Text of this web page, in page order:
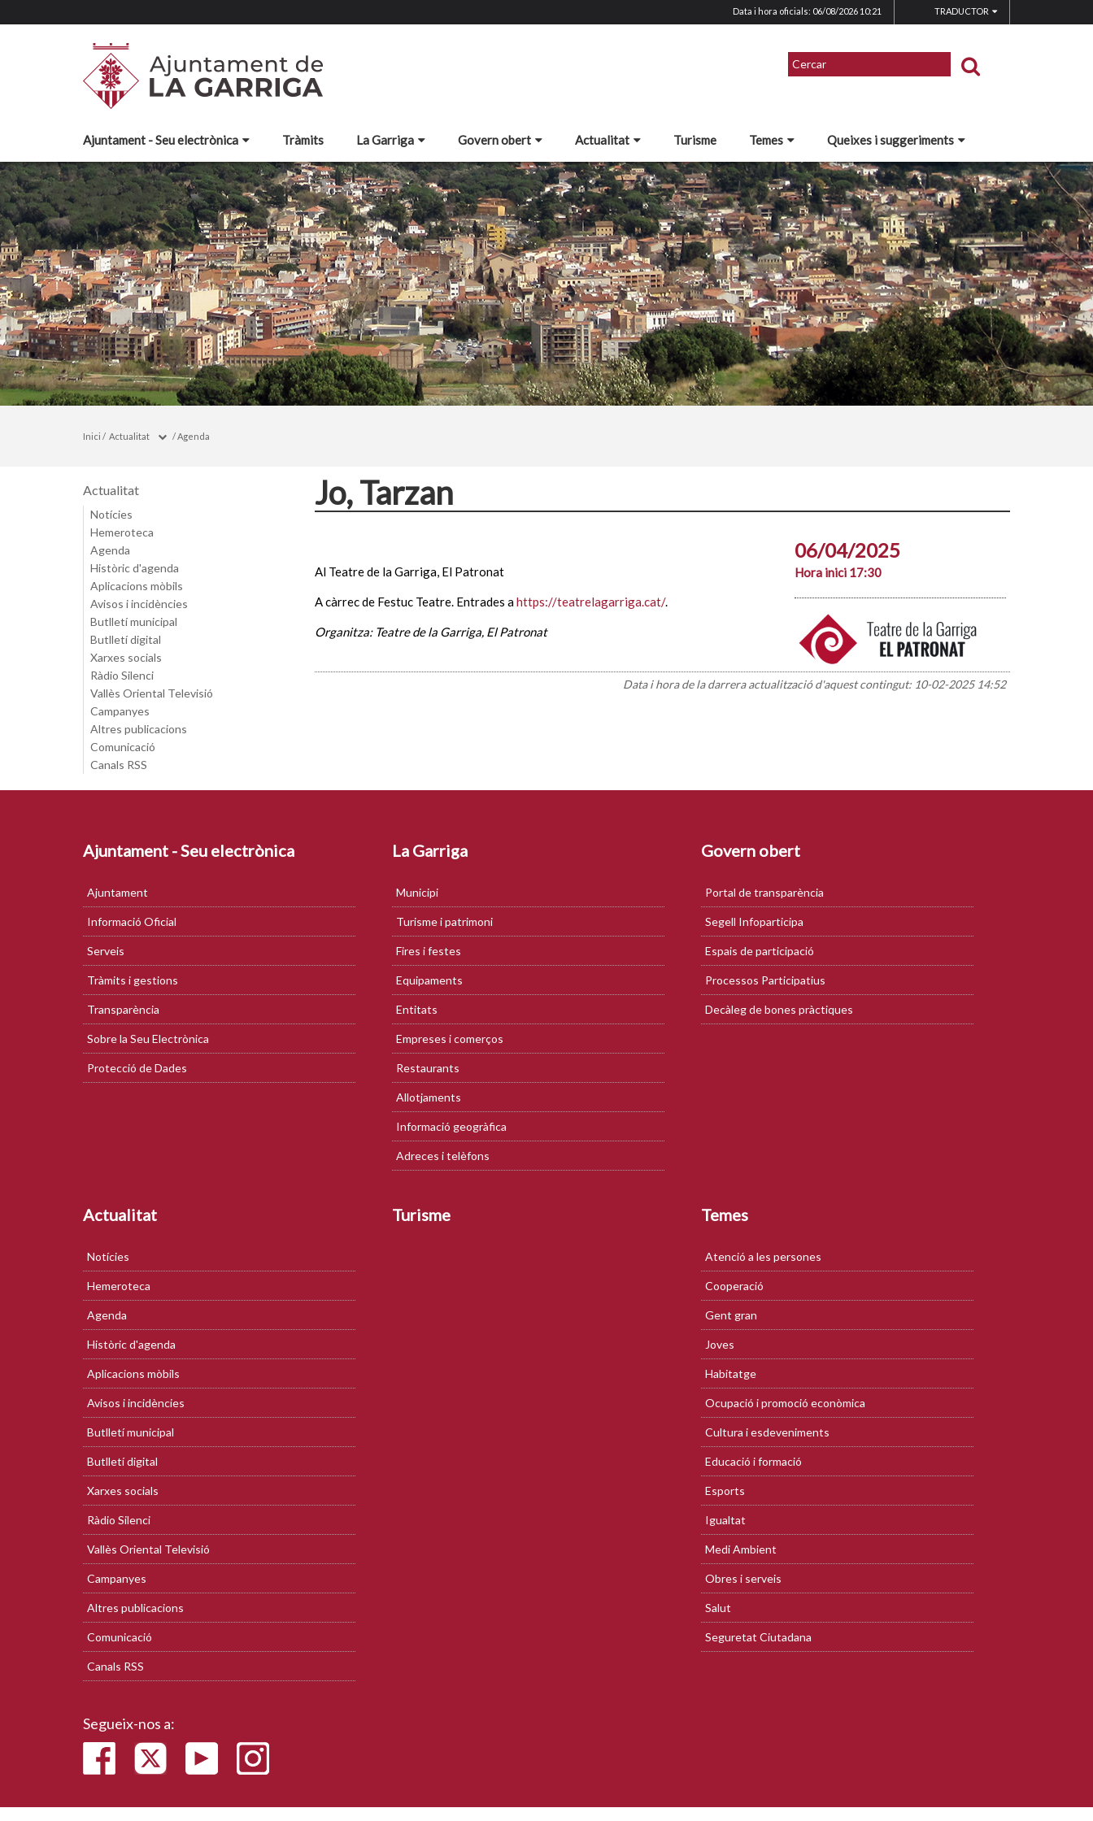
Data i hora oficials: 06/08/2026 10:21 TRADUCTOR
Ajuntament - Seu electrònica Tràmits La Garriga Govern obert Actualitat Turisme Temes Queixes i suggeriments
Inici / Actualitat /Agenda
Actualitat
Notícies
Hemeroteca
Agenda
Històric d'agenda
Aplicacions mòbils
Avisos i incidències
Butlletí municipal
Butlletí digital
Xarxes socials
Ràdio Silenci
Vallès Oriental Televisió
Campanyes
Altres publicacions
Comunicació
Canals RSS
Jo, Tarzan
Al Teatre de la Garriga, El Patronat
A càrrec de Festuc Teatre. Entrades ahttps://teatrelagarriga.cat/.
Organitza: Teatre de la Garriga, El Patronat
06/04/2025
Hora inici 17:30
Data i hora de la darrera actualització d'aquest contingut: 10-02-2025 14:52
Ajuntament - Seu electrònica
Ajuntament
Informació Oficial
Serveis
Tràmits i gestions
Transparència
Sobre la Seu Electrònica
Protecció de Dades
La Garriga
Municipi
Turisme i patrimoni
Fires i festes
Equipaments
Entitats
Empreses i comerços
Restaurants
Allotjaments
Informació geogràfica
Adreces i telèfons
Govern obert
Portal de transparència
Segell Infoparticipa
Espais de participació
Processos Participatius
Decàleg de bones pràctiques
Actualitat
Notícies
Hemeroteca
Agenda
Històric d'agenda
Aplicacions mòbils
Avisos i incidències
Butlletí municipal
Butlletí digital
Xarxes socials
Ràdio Silenci
Vallès Oriental Televisió
Campanyes
Altres publicacions
Comunicació
Canals RSS
Turisme Temes
Atenció a les persones
Cooperació
Gent gran
Joves
Habitatge
Ocupació i promoció econòmica
Cultura i esdeveniments
Educació i formació
Esports
Igualtat
Medi Ambient
Obres i serveis
Salut
Seguretat Ciutadana
Segueix-nos a: